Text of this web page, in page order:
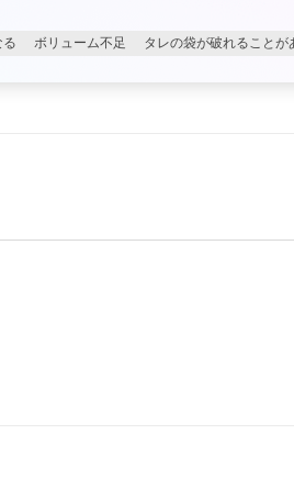
る ボリューム不足 タレの袋が破れることが